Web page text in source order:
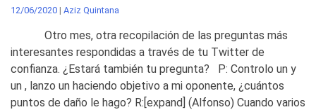
12/06/2020 | Aziz Quintana
Otro mes, otra recopilación de las preguntas más
interesantes respondidas a través de tu Twitter de
confianza. ¿Estará también tu pregunta? P: Controlo un y
un , lanzo un haciendo objetivo a mi oponente, ¿cuántos
puntos de daño le hago? R:[expand] (Alfonso) Cuando varios